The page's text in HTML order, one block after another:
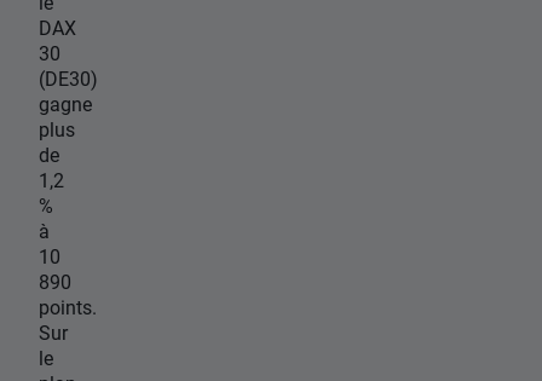
DAX
30
(DE30)
gagne
plus
de
1,2
%
à
10
890
points.
Sur
le